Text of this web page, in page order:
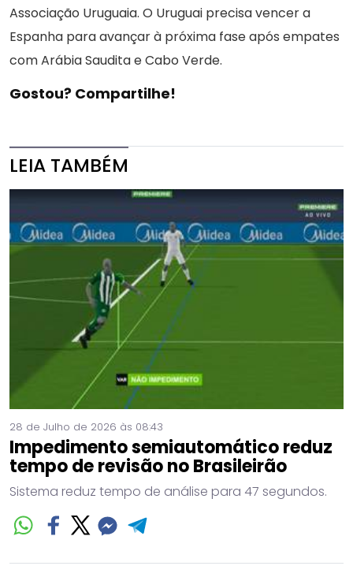
Associação Uruguaia. O Uruguai precisa vencer a
Espanha para avançar à próxima fase após empates
com Arábia Saudita e Cabo Verde.
Gostou? Compartilhe!
LEIA TAMBÉM
28 de Julho de 2026 às 08:43
Impedimento semiautomático reduz
tempo de revisão no Brasileirão
Sistema reduz tempo de análise para 47 segundos.